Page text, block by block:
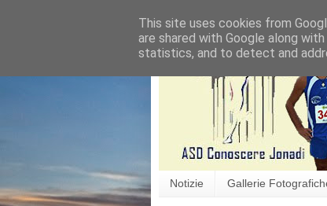
Notizie Gallerie
This site uses cookies from
are shared with Google along
statistics, and to detect and